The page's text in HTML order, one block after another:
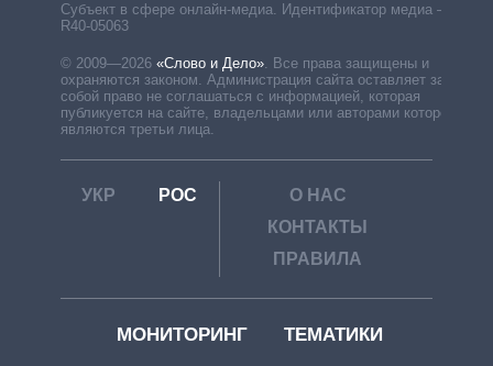
Субъект в сфере онлайн-медиа. Идентификатор медиа –
R40-05063
© 2009—2026 «Слово и Дело». Все права защищены и
охраняются законом. Администрация сайта оставляет за
собой право не соглашаться с информацией, которая
публикуется на сайте, владельцами или авторами которой
являются третьи лица.
УКР РОС
О НАС
КОНТАКТЫ
ПРАВИЛА
МОНИТОРИНГ ТЕМАТИКИ